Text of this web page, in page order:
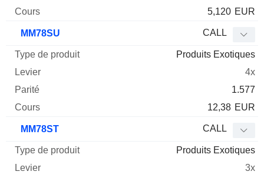
5,120 EUR
MM78SU CALL
Produits Exotiques
4x
1.577
12,38 EUR
MM78ST CALL
Produits Exotiques
3x